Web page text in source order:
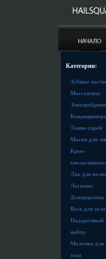
Категории:
Зубные пасты
Массажеры
Тоник-спрей
Маски для
Крем-
Лак для
Лосьоны
Дезодоранты
Воск для тела
Подарочный
набор
Молочко для
тела